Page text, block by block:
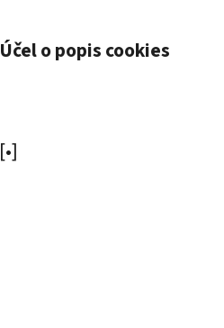
Účel o popis cookies
[•]